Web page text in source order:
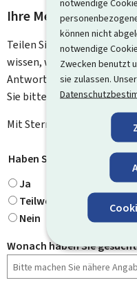
notwendige
können nicht
notwendige
Zwecken benutzt
sie zulassen.
Ihre Meinung
Teilen Sie uns Ihre
wissen, was wir verbessern
Antwort auf Ihr Feedback.
Sie bitte das
Mit Stern gekennzeichnete
Haben Sie gefunden,
Ja
Teilweise
Nein
Wonach haben Sie